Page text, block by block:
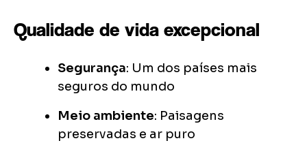
Qualidade de vida excepcional
Segurança: Um dos países mais
seguros do mundo
Meio ambiente: Paisagens
preservadas e ar puro